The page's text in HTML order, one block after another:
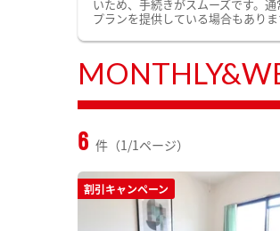
いため、手続きがスムーズです。
プランを提供している場合もありま
6 件（1/1ページ）
割引キャンペーン